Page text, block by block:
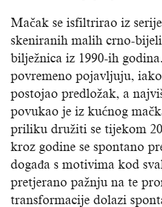
Mačak se isfiltrirao iz serije
skeniranih malih crno-
bilježnica iz 1990-ih
povremeno pojavljuju,
postojao predložak, a
povukao je iz kućnog
priliku družiti se tijekom
kroz godine se spontano
događa s motivima kod
pretjerano pažnju na te
transformacije dolazi